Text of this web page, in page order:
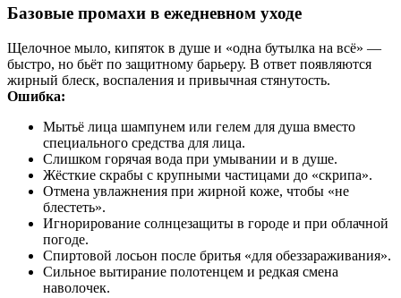
Базовые промахи в ежедневном уходе
Щелочное мыло, кипяток в душе и «одна бутылка на всё» —
быстро, но бьёт по защитному барьеру. В ответ появляются
жирный блеск, воспаления и привычная стянутость.
Ошибка:
Мытьё лица шампунем или гелем для душа вместо
специального средства для лица.
Слишком горячая вода при умывании и в душе.
Жёсткие скрабы с крупными частицами до «скрипа».
Отмена увлажнения при жирной коже, чтобы «не
блестеть».
Игнорирование солнцезащиты в городе и при облачной
погоде.
Спиртовой лосьон после бритья «для обеззараживания».
Сильное вытирание полотенцем и редкая смена
наволочек.